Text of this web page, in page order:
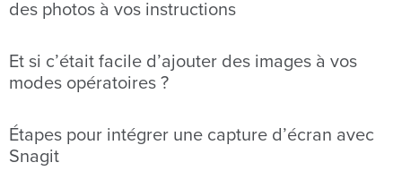
des photos à vos instructions
Et si c’était facile d’ajouter des images à vos
modes opératoires ?
Étapes pour intégrer une capture d’écran avec
Snagit